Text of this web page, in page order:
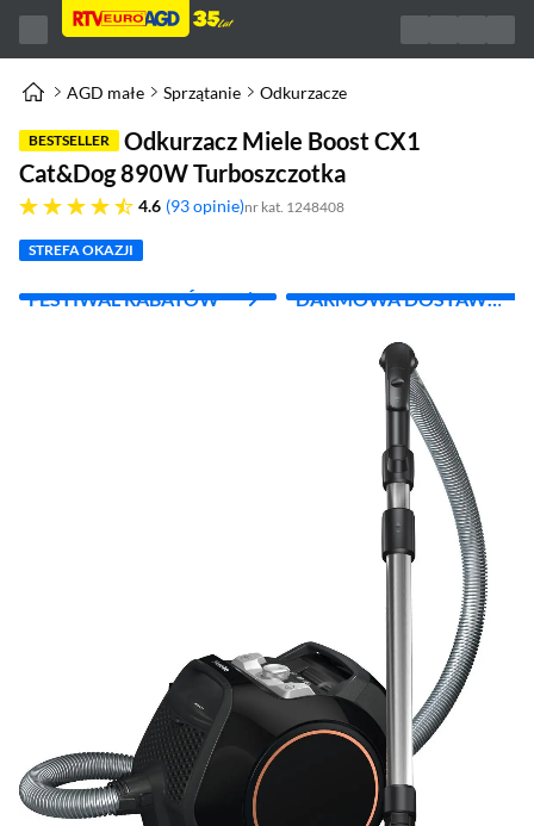
AGD małe Sprzątanie Odkurzacze
BESTSELLER
Odkurzacz Miele Boost CX1
Cat&Dog 890W Turboszczotka
4.6
4.6 gwiazdek 93 opinie nr kat. 1248408
STREFA OKAZJI
FESTIWAL RABATÓW
DARMOWA DOSTAWA